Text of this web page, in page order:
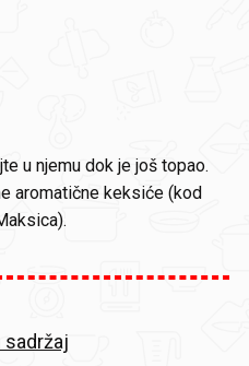
u njemu dok je još topao.
aromatične keksiće (kod
sadržaj